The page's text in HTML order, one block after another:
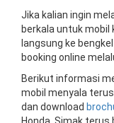
Jika kalian ingin
berkala untuk mobil
langsung ke
booking online
Berikut informasi
mobil menyala
dan download
Honda. Simak